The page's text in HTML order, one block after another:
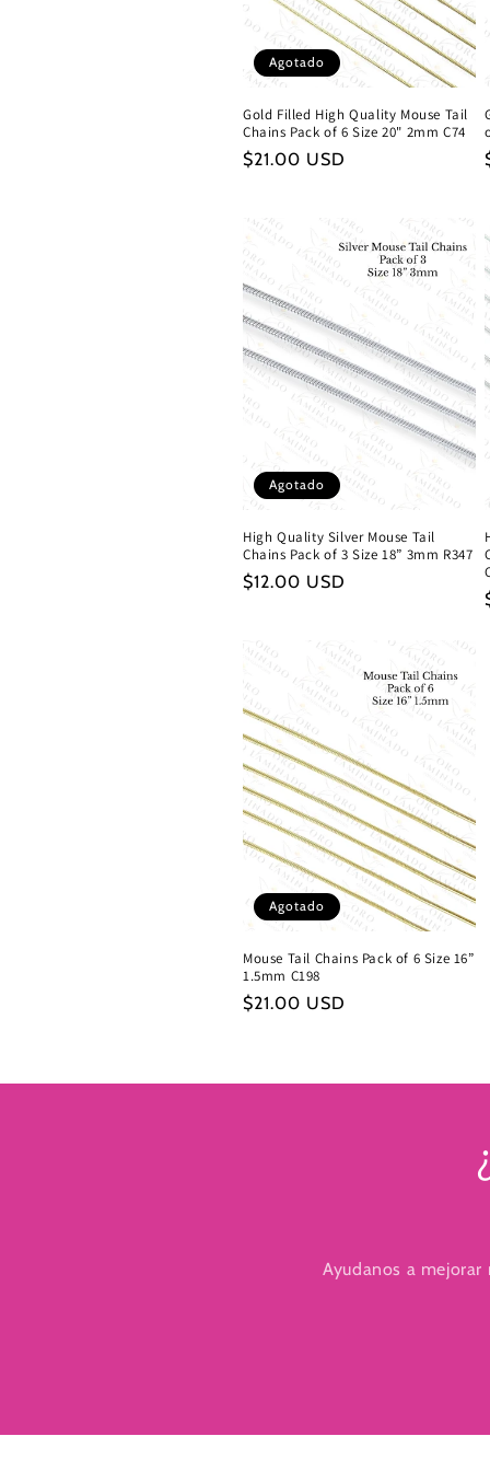
ó
n
:
Agotado
Gold Filled High Quality Mouse Tail
Chains Pack of 6 Size 20" 2mm C74
Precio
$21.00 USD
Agotado
High Quality Silver Mouse Tail
Chains Pack of 3 Size 18” 3mm R347
Precio
$12.00 USD
Agotado
Mouse Tail Chains Pack of 6 Size 16”
1.5mm C198
Precio
$21.00 USD
Ayudanos a mejorar